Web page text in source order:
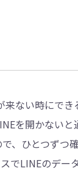
来ない時にで
を開かない
、ひとつずつ
でLINEのデー